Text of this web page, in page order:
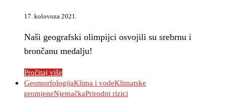
17. kolovoza 2021.
Naši geografski olimpijci osvojili su srebrnu i
brončanu medalju!
Pročitaj više
GeomorfologijaKlima i vodeKlimatske
promjeneNjemačkaPrirodni rizici